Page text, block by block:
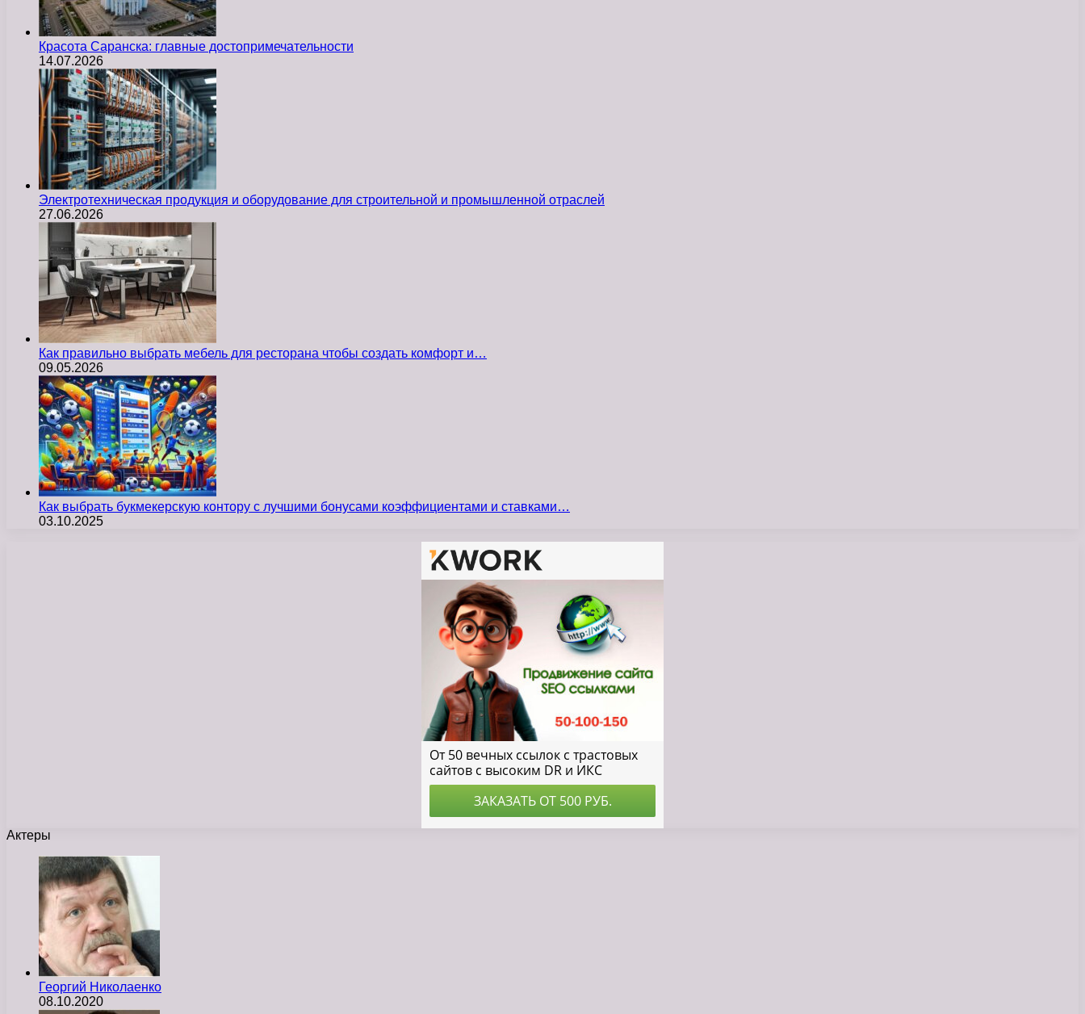
Красота Саранска: главные достопримечательности
14.07.2026
Электротехническая продукция и оборудование для строительной и промышленной отраслей
27.06.2026
Как правильно выбрать мебель для ресторана чтобы создать комфорт и…
09.05.2026
Как выбрать букмекерскую контору с лучшими бонусами коэффициентами и ставками…
03.10.2025
Актеры
Георгий Николаенко
08.10.2020